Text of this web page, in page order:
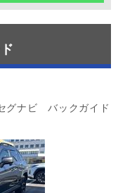
グナビ バックガイド